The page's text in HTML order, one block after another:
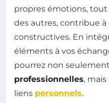
propres émotions,
des autres, contribue
constructives. En
éléments à vos
pourrez non
professionnelles,
liens personnels.